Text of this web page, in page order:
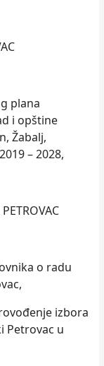
plana
i opštine
Žabalj,
– 2028,
o radu
izbora
Petrovac u